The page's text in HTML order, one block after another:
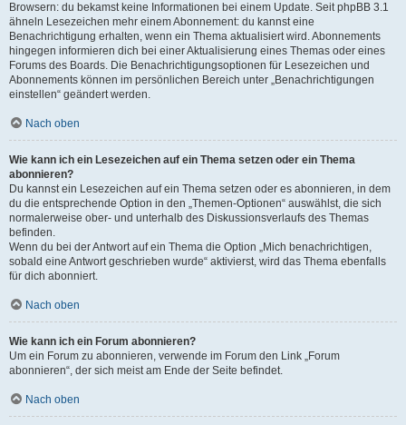
Browsern: du bekamst keine Informationen bei einem Update. Seit phpBB 3.1
ähneln Lesezeichen mehr einem Abonnement: du kannst eine
Benachrichtigung erhalten, wenn ein Thema aktualisiert wird. Abonnements
hingegen informieren dich bei einer Aktualisierung eines Themas oder eines
Forums des Boards. Die Benachrichtigungsoptionen für Lesezeichen und
Abonnements können im persönlichen Bereich unter „Benachrichtigungen
einstellen“ geändert werden.
Nach oben
Wie kann ich ein Lesezeichen auf ein Thema setzen oder ein Thema
abonnieren?
Du kannst ein Lesezeichen auf ein Thema setzen oder es abonnieren, in dem
du die entsprechende Option in den „Themen-Optionen“ auswählst, die sich
normalerweise ober- und unterhalb des Diskussionsverlaufs des Themas
befinden.
Wenn du bei der Antwort auf ein Thema die Option „Mich benachrichtigen,
sobald eine Antwort geschrieben wurde“ aktivierst, wird das Thema ebenfalls
für dich abonniert.
Nach oben
Wie kann ich ein Forum abonnieren?
Um ein Forum zu abonnieren, verwende im Forum den Link „Forum
abonnieren“, der sich meist am Ende der Seite befindet.
Nach oben